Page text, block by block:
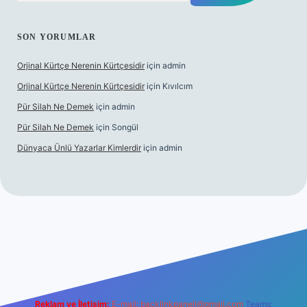
SON YORUMLAR
Orjinal Kürtçe Nerenin Kürtçesidir için admin
Orjinal Kürtçe Nerenin Kürtçesidir için Kıvılcım
Pür Silah Ne Demek için admin
Pür Silah Ne Demek için Songül
Dünyaca Ünlü Yazarlar Kimlerdir için admin
Reklam ve İletişim: E-mail: backlinkpaneli@gmail.com Teams: